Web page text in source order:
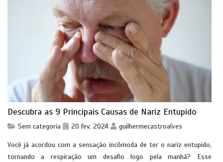
Descubra as 9 Principais Causas de Nariz Entupido
Sem categoria 20 fev, 2024 guilhermecastroalves
Você já acordou com a sensação incômoda de ter o nariz entupido,
tornando a respiração um desafio logo pela manhã? Esse